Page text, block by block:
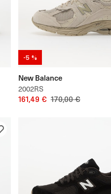
-5 %
New Balance
2002RS
161,49 € 170,00 €